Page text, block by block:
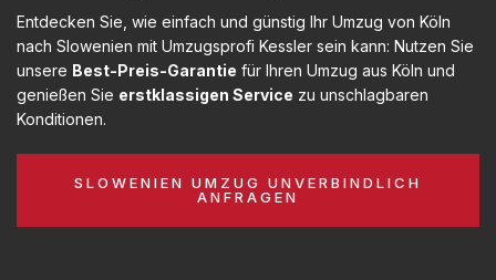
Entdecken Sie, wie einfach und günstig Ihr Umzug von Köln
nach Slowenien mit Umzugsprofi Kessler sein kann: Nutzen Sie
unsere Best-Preis-Garantie für Ihren Umzug aus Köln und
genießen Sie erstklassigen Service zu unschlagbaren
Konditionen.
SLOWENIEN UMZUG UNVERBINDLICH
ANFRAGEN